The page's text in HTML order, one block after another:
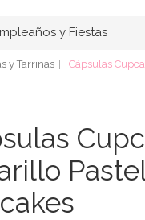
y Fiestas
y Tarrinas Cápsulas